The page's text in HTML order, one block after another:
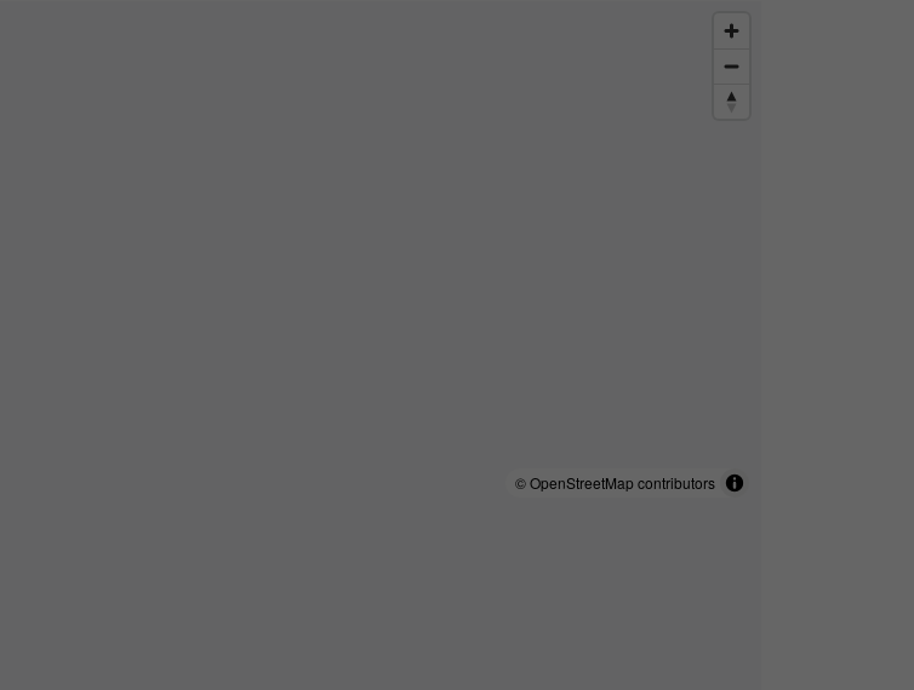
© OpenStreetMap contributors